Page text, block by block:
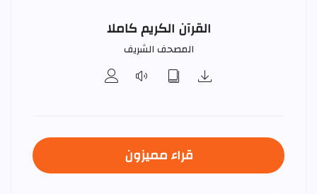
القرآن الكريم كاملا
المصحف الشريف
قراء مميزون